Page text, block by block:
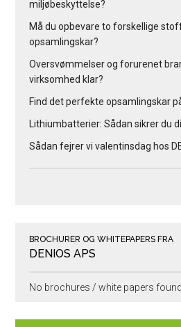
miljøbeskyttelse?
Må du opbevare to forskellige
opsamlingskar?
Oversvømmelser og forurenet
virksomhed klar?
Find det perfekte opsamlingskar
Lithiumbatterier: Sådan sikrer du
Sådan fejrer vi valentinsdag hos
BROCHURER OG WHITEPAPERS FRA
DENIOS APS
No brochures / white papers found.